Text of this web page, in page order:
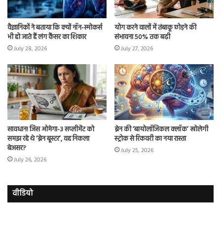
वैज्ञानिकों ने बताया कि क्यों नॉन-स्मोकर्स
भी हो जाते हैं लंग कैंसर का शिकार
July 28, 2026
योग करने वालों में तंबाकू छोड़ने की
संभावना 50% तक बढ़ी
July 27, 2026
सावधान! जिस ओमेगा-3 सप्लीमेंट को
समझ रहे थे ‘ब्रेन बूस्टर’, वह निकला
बेअसर?
July 26, 2026
ब्रेन की ‘बायोलॉजिकल क्लॉक’ खोलेगी
स्ट्रोक से रिकवरी का नया रास्ता
July 25, 2026
वीडियो